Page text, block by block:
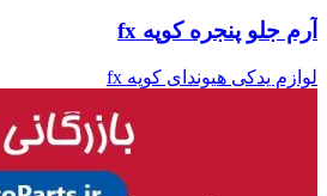
آرم جلو پنجره کوپه fx
لوازم یدکی هیوندای کوپه fx